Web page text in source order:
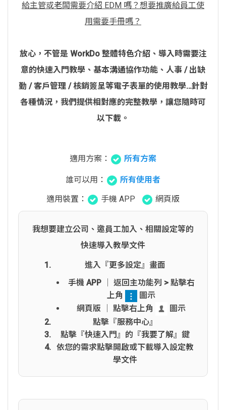
給主管或老闆需要介紹 EDM 嗎？想要推廣給員工使
用需要手冊嗎？
放心，不管是 WorkDo 整體特色介紹、導入時需要注
意的快速入門教學、基本溝通協作功能、人事 / 出缺
勤 / 客戶管理 / 核銷簽呈等電子表單的使用教學…針對
各種情況，我們提供相對應的完整教學，讓您隨時可
以下載。
適用方案： 所有方案
誰可以用：
所有使用者
適用裝置：
手機 APP 網頁版
我想要建立公司、邀員工加入、相關設定等的
快速導入教學文件
進入『更多設定』畫面
手機 APP │ 返回主功能列 > 點擊右
上角
圖示
網頁版 │ 點擊右上角
圖示
點擊『服務中心』
點擊『快速入門』的『我要了解』鍵
依您的需求點擊開啟或下載導入設定教
學文件